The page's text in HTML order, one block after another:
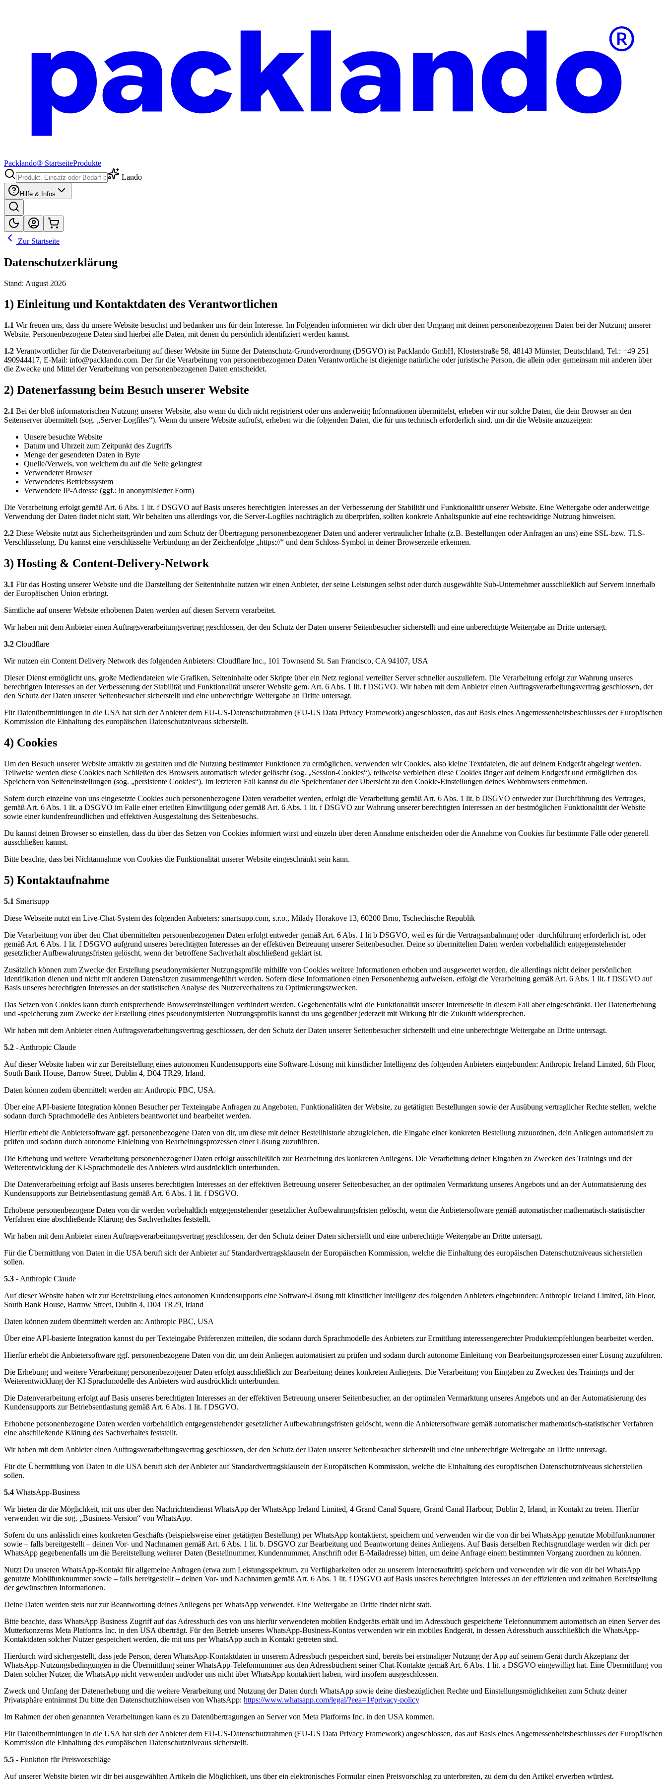
Packlando® StartseiteProdukte
Lando
Hilfe & Infos
Zur Startseite
Datenschutzerklärung
Stand: August 2026
1) Einleitung und Kontaktdaten des Verantwortlichen
1.1 Wir freuen uns, dass du unsere Website besuchst und bedanken uns für dein Interesse. Im Folgenden informieren wir dich über den Umgang mit deinen personenbezogenen Daten bei der Nutzung unserer
Website. Personenbezogene Daten sind hierbei alle Daten, mit denen du persönlich identifiziert werden kannst.
1.2 Verantwortlicher für die Datenverarbeitung auf dieser Website im Sinne der Datenschutz-Grundverordnung (DSGVO) ist Packlando GmbH, Klosterstraße 58, 48143 Münster, Deutschland, Tel.: +49 251
490944417, E-Mail: info@packlando.com. Der für die Verarbeitung von personenbezogenen Daten Verantwortliche ist diejenige natürliche oder juristische Person, die allein oder gemeinsam mit anderen über
die Zwecke und Mittel der Verarbeitung von personenbezogenen Daten entscheidet.
2) Datenerfassung beim Besuch unserer Website
2.1 Bei der bloß informatorischen Nutzung unserer Website, also wenn du dich nicht registrierst oder uns anderweitig Informationen übermittelst, erheben wir nur solche Daten, die dein Browser an den
Seitenserver übermittelt (sog. „Server-Logfiles“). Wenn du unsere Website aufrufst, erheben wir die folgenden Daten, die für uns technisch erforderlich sind, um dir die Website anzuzeigen:
Unsere besuchte Website
Datum und Uhrzeit zum Zeitpunkt des Zugriffs
Menge der gesendeten Daten in Byte
Quelle/Verweis, von welchem du auf die Seite gelangtest
Verwendeter Browser
Verwendetes Betriebssystem
Verwendete IP-Adresse (ggf.: in anonymisierter Form)
Die Verarbeitung erfolgt gemäß Art. 6 Abs. 1 lit. f DSGVO auf Basis unseres berechtigten Interesses an der Verbesserung der Stabilität und Funktionalität unserer Website. Eine Weitergabe oder anderweitige
Verwendung der Daten findet nicht statt. Wir behalten uns allerdings vor, die Server-Logfiles nachträglich zu überprüfen, sollten konkrete Anhaltspunkte auf eine rechtswidrige Nutzung hinweisen.
2.2 Diese Website nutzt aus Sicherheitsgründen und zum Schutz der Übertragung personenbezogener Daten und anderer vertraulicher Inhalte (z.B. Bestellungen oder Anfragen an uns) eine SSL-bzw. TLS-
Verschlüsselung. Du kannst eine verschlüsselte Verbindung an der Zeichenfolge „https://“ und dem Schloss-Symbol in deiner Browserzeile erkennen.
3) Hosting & Content-Delivery-Network
3.1 Für das Hosting unserer Website und die Darstellung der Seiteninhalte nutzen wir einen Anbieter, der seine Leistungen selbst oder durch ausgewählte Sub-Unternehmer ausschließlich auf Servern innerhalb
der Europäischen Union erbringt.
Sämtliche auf unserer Website erhobenen Daten werden auf diesen Servern verarbeitet.
Wir haben mit dem Anbieter einen Auftragsverarbeitungsvertrag geschlossen, der den Schutz der Daten unserer Seitenbesucher sicherstellt und eine unberechtigte Weitergabe an Dritte untersagt.
3.2 Cloudflare
Wir nutzen ein Content Delivery Network des folgenden Anbieters: Cloudflare Inc., 101 Townsend St. San Francisco, CA 94107, USA
Dieser Dienst ermöglicht uns, große Mediendateien wie Grafiken, Seiteninhalte oder Skripte über ein Netz regional verteilter Server schneller auszuliefern. Die Verarbeitung erfolgt zur Wahrung unseres
berechtigten Interesses an der Verbesserung der Stabilität und Funktionalität unserer Website gem. Art. 6 Abs. 1 lit. f DSGVO. Wir haben mit dem Anbieter einen Auftragsverarbeitungsvertrag geschlossen, der
den Schutz der Daten unserer Seitenbesucher sicherstellt und eine unberechtigte Weitergabe an Dritte untersagt.
Für Datenübermittlungen in die USA hat sich der Anbieter dem EU-US-Datenschutzrahmen (EU-US Data Privacy Framework) angeschlossen, das auf Basis eines Angemessenheitsbeschlusses der Europäischen
Kommission die Einhaltung des europäischen Datenschutzniveaus sicherstellt.
4) Cookies
Um den Besuch unserer Website attraktiv zu gestalten und die Nutzung bestimmter Funktionen zu ermöglichen, verwenden wir Cookies, also kleine Textdateien, die auf deinem Endgerät abgelegt werden.
Teilweise werden diese Cookies nach Schließen des Browsers automatisch wieder gelöscht (sog. „Session-Cookies“), teilweise verbleiben diese Cookies länger auf deinem Endgerät und ermöglichen das
Speichern von Seiteneinstellungen (sog. „persistente Cookies“). Im letzteren Fall kannst du die Speicherdauer der Übersicht zu den Cookie-Einstellungen deines Webbrowsers entnehmen.
Sofern durch einzelne von uns eingesetzte Cookies auch personenbezogene Daten verarbeitet werden, erfolgt die Verarbeitung gemäß Art. 6 Abs. 1 lit. b DSGVO entweder zur Durchführung des Vertrages,
gemäß Art. 6 Abs. 1 lit. a DSGVO im Falle einer erteilten Einwilligung oder gemäß Art. 6 Abs. 1 lit. f DSGVO zur Wahrung unserer berechtigten Interessen an der bestmöglichen Funktionalität der Website
sowie einer kundenfreundlichen und effektiven Ausgestaltung des Seitenbesuchs.
Du kannst deinen Browser so einstellen, dass du über das Setzen von Cookies informiert wirst und einzeln über deren Annahme entscheiden oder die Annahme von Cookies für bestimmte Fälle oder generell
ausschließen kannst.
Bitte beachte, dass bei Nichtannahme von Cookies die Funktionalität unserer Website eingeschränkt sein kann.
5) Kontaktaufnahme
5.1 Smartsupp
Diese Webseite nutzt ein Live-Chat-System des folgenden Anbieters: smartsupp.com, s.r.o., Milady Horakove 13, 60200 Brno, Tschechische Republik
Die Verarbeitung von über den Chat übermittelten personenbezogenen Daten erfolgt entweder gemäß Art. 6 Abs. 1 lit b DSGVO, weil es für die Vertragsanbahnung oder -durchführung erforderlich ist, oder
gemäß Art. 6 Abs. 1 lit. f DSGVO aufgrund unseres berechtigten Interesses an der effektiven Betreuung unserer Seitenbesucher. Deine so übermittelten Daten werden vorbehaltlich entgegenstehender
gesetzlicher Aufbewahrungsfristen gelöscht, wenn der betroffene Sachverhalt abschließend geklärt ist.
Zusätzlich können zum Zwecke der Erstellung pseudonymisierter Nutzungsprofile mithilfe von Cookies weitere Informationen erhoben und ausgewertet werden, die allerdings nicht deiner persönlichen
Identifikation dienen und nicht mit anderen Datensätzen zusammengeführt werden. Sofern diese Informationen einen Personenbezug aufweisen, erfolgt die Verarbeitung gemäß Art. 6 Abs. 1 lit. f DSGVO auf
Basis unseres berechtigten Interesses an der statistischen Analyse des Nutzerverhaltens zu Optimierungszwecken.
Das Setzen von Cookies kann durch entsprechende Browsereinstellungen verhindert werden. Gegebenenfalls wird die Funktionalität unserer Internetseite in diesem Fall aber eingeschränkt. Der Datenerhebung
und -speicherung zum Zwecke der Erstellung eines pseudonymisierten Nutzungsprofils kannst du uns gegenüber jederzeit mit Wirkung für die Zukunft widersprechen.
Wir haben mit dem Anbieter einen Auftragsverarbeitungsvertrag geschlossen, der den Schutz der Daten unserer Seitenbesucher sicherstellt und eine unberechtigte Weitergabe an Dritte untersagt.
5.2 - Anthropic Claude
Auf dieser Website haben wir zur Bereitstellung eines autonomen Kundensupports eine Software-Lösung mit künstlicher Intelligenz des folgenden Anbieters eingebunden: Anthropic Ireland Limited, 6th Floor,
South Bank House, Barrow Street, Dublin 4, D04 TR29, Irland.
Daten können zudem übermittelt werden an: Anthropic PBC, USA.
Über eine API-basierte Integration können Besucher per Texteingabe Anfragen zu Angeboten, Funktionalitäten der Website, zu getätigten Bestellungen sowie der Ausübung vertraglicher Rechte stellen, welche
sodann durch Sprachmodelle des Anbieters beantwortet und bearbeitet werden.
Hierfür erhebt die Anbietersoftware ggf. personenbezogene Daten von dir, um diese mit deiner Bestellhistorie abzugleichen, die Eingabe einer konkreten Bestellung zuzuordnen, dein Anliegen automatisiert zu
prüfen und sodann durch autonome Einleitung von Bearbeitungsprozessen einer Lösung zuzuführen.
Die Erhebung und weitere Verarbeitung personenbezogener Daten erfolgt ausschließlich zur Bearbeitung des konkreten Anliegens. Die Verarbeitung deiner Eingaben zu Zwecken des Trainings und der
Weiterentwicklung der KI-Sprachmodelle des Anbieters wird ausdrücklich unterbunden.
Die Datenverarbeitung erfolgt auf Basis unseres berechtigten Interesses an der effektiven Betreuung unserer Seitenbesucher, an der optimalen Vermarktung unseres Angebots und an der Automatisierung des
Kundensupports zur Betriebsentlastung gemäß Art. 6 Abs. 1 lit. f DSGVO.
Erhobene personenbezogene Daten von dir werden vorbehaltlich entgegenstehender gesetzlicher Aufbewahrungsfristen gelöscht, wenn die Anbietersoftware gemäß automatischer mathematisch-statistischer
Verfahren eine abschließende Klärung des Sachverhaltes feststellt.
Wir haben mit dem Anbieter einen Auftragsverarbeitungsvertrag geschlossen, der den Schutz deiner Daten sicherstellt und eine unberechtigte Weitergabe an Dritte untersagt.
Für die Übermittlung von Daten in die USA beruft sich der Anbieter auf Standardvertragsklauseln der Europäischen Kommission, welche die Einhaltung des europäischen Datenschutzniveaus sicherstellen
sollen.
5.3 - Anthropic Claude
Auf dieser Website haben wir zur Bereitstellung eines autonomen Kundensupports eine Software-Lösung mit künstlicher Intelligenz des folgenden Anbieters eingebunden: Anthropic Ireland Limited, 6th Floor,
South Bank House, Barrow Street, Dublin 4, D04 TR29, Irland
Daten können zudem übermittelt werden an: Anthropic PBC, USA
Über eine API-basierte Integration kannst du per Texteingabe Präferenzen mitteilen, die sodann durch Sprachmodelle des Anbieters zur Ermittlung interessengerechter Produktempfehlungen bearbeitet werden.
Hierfür erhebt die Anbietersoftware ggf. personenbezogene Daten von dir, um dein Anliegen automatisiert zu prüfen und sodann durch autonome Einleitung von Bearbeitungsprozessen einer Lösung zuzuführen.
Die Erhebung und weitere Verarbeitung personenbezogener Daten erfolgt ausschließlich zur Bearbeitung deines konkreten Anliegens. Die Verarbeitung von Eingaben zu Zwecken des Trainings und der
Weiterentwicklung der KI-Sprachmodelle des Anbieters wird ausdrücklich unterbunden.
Die Datenverarbeitung erfolgt auf Basis unseres berechtigten Interesses an der effektiven Betreuung unserer Seitenbesucher, an der optimalen Vermarktung unseres Angebots und an der Automatisierung des
Kundensupports zur Betriebsentlastung gemäß Art. 6 Abs. 1 lit. f DSGVO.
Erhobene personenbezogene Daten werden vorbehaltlich entgegenstehender gesetzlicher Aufbewahrungsfristen gelöscht, wenn die Anbietersoftware gemäß automatischer mathematisch-statistischer Verfahren
eine abschließende Klärung des Sachverhaltes feststellt.
Wir haben mit dem Anbieter einen Auftragsverarbeitungsvertrag geschlossen, der den Schutz der Daten unserer Seitenbesucher sicherstellt und eine unberechtigte Weitergabe an Dritte untersagt.
Für die Übermittlung von Daten in die USA beruft sich der Anbieter auf Standardvertragsklauseln der Europäischen Kommission, welche die Einhaltung des europäischen Datenschutzniveaus sicherstellen
sollen.
5.4 WhatsApp-Business
Wir bieten dir die Möglichkeit, mit uns über den Nachrichtendienst WhatsApp der WhatsApp Ireland Limited, 4 Grand Canal Square, Grand Canal Harbour, Dublin 2, Irland, in Kontakt zu treten. Hierfür
verwenden wir die sog. „Business-Version“ von WhatsApp.
Sofern du uns anlässlich eines konkreten Geschäfts (beispielsweise einer getätigten Bestellung) per WhatsApp kontaktierst, speichern und verwenden wir die von dir bei WhatsApp genutzte Mobilfunknummer
sowie – falls bereitgestellt – deinen Vor- und Nachnamen gemäß Art. 6 Abs. 1 lit. b. DSGVO zur Bearbeitung und Beantwortung deines Anliegens. Auf Basis derselben Rechtsgrundlage werden wir dich per
WhatsApp gegebenenfalls um die Bereitstellung weiterer Daten (Bestellnummer, Kundennummer, Anschrift oder E-Mailadresse) bitten, um deine Anfrage einem bestimmten Vorgang zuordnen zu können.
Nutzt Du unseren WhatsApp-Kontakt für allgemeine Anfragen (etwa zum Leistungsspektrum, zu Verfügbarkeiten oder zu unserem Internetauftritt) speichern und verwenden wir die von dir bei WhatsApp
genutzte Mobilfunknummer sowie – falls bereitgestellt – deinen Vor- und Nachnamen gemäß Art. 6 Abs. 1 lit. f DSGVO auf Basis unseres berechtigten Interesses an der effizienten und zeitnahen Bereitstellung
der gewünschten Informationen.
Deine Daten werden stets nur zur Beantwortung deines Anliegens per WhatsApp verwendet. Eine Weitergabe an Dritte findet nicht statt.
Bitte beachte, dass WhatsApp Business Zugriff auf das Adressbuch des von uns hierfür verwendeten mobilen Endgeräts erhält und im Adressbuch gespeicherte Telefonnummern automatisch an einen Server des
Mutterkonzerns Meta Platforms Inc. in den USA überträgt. Für den Betrieb unseres WhatsApp-Business-Kontos verwenden wir ein mobiles Endgerät, in dessen Adressbuch ausschließlich die WhatsApp-
Kontaktdaten solcher Nutzer gespeichert werden, die mit uns per WhatsApp auch in Kontakt getreten sind.
Hierdurch wird sichergestellt, dass jede Person, deren WhatsApp-Kontaktdaten in unserem Adressbuch gespeichert sind, bereits bei erstmaliger Nutzung der App auf seinem Gerät durch Akzeptanz der
WhatsApp-Nutzungsbedingungen in die Übermittlung seiner WhatsApp-Telefonnummer aus den Adressbüchern seiner Chat-Kontakte gemäß Art. 6 Abs. 1 lit. a DSGVO eingewilligt hat. Eine Übermittlung von
Daten solcher Nutzer, die WhatsApp nicht verwenden und/oder uns nicht über WhatsApp kontaktiert haben, wird insofern ausgeschlossen.
Zweck und Umfang der Datenerhebung und die weitere Verarbeitung und Nutzung der Daten durch WhatsApp sowie deine diesbezüglichen Rechte und Einstellungsmöglichkeiten zum Schutz deiner
Privatsphäre entnimmst Du bitte den Datenschutzhinweisen von WhatsApp: https://www.whatsapp.com/legal/?eea=1#privacy-policy
Im Rahmen der oben genannten Verarbeitungen kann es zu Datenübertragungen an Server von Meta Platforms Inc. in den USA kommen.
Für Datenübermittlungen in die USA hat sich der Anbieter dem EU-US-Datenschutzrahmen (EU-US Data Privacy Framework) angeschlossen, das auf Basis eines Angemessenheitsbeschlusses der Europäischen
Kommission die Einhaltung des europäischen Datenschutzniveaus sicherstellt.
5.5 - Funktion für Preisvorschläge
Auf unserer Website bieten wir dir bei ausgewählten Artikeln die Möglichkeit, uns über ein elektronisches Formular einen Preisvorschlag zu unterbreiten, zu dem du den Artikel erwerben würdest.